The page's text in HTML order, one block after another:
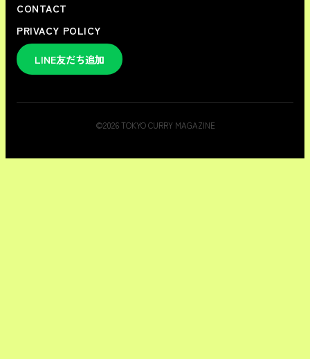
CONTACT
PRIVACY POLICY
LINE友だち追加
©2026TOKYO CURRY MAGAZINE